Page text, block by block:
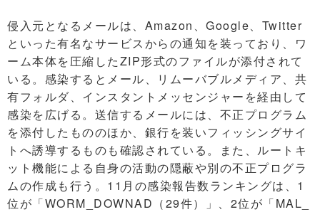
侵入元となるメールは、Amazon、Google、Twitter
といった有名なサービスからの通知を装っており、ワ
ーム本体を圧縮したZIP形式のファイルが添付されて
いる。感染するとメール、リムーバブルメディア、共
有フォルダ、インスタントメッセンジャーを経由して
感染を広げる。送信するメールには、不正プログラム
を添付したもののほか、銀行を装いフィッシングサイ
トへ誘導するものも確認されている。また、ルートキ
ット機能による自身の活動の隠蔽や別の不正プログラ
ムの作成も行う。11月の感染報告数ランキングは、1
位が「WORM_DOWNAD（29件）」、2位が「MAL_